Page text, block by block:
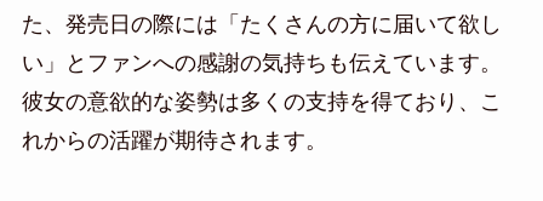
た、発売日の際には「たくさんの方に届いて欲し
い」とファンへの感謝の気持ちも伝えています。
彼女の意欲的な姿勢は多くの支持を得ており、こ
れからの活躍が期待されます。